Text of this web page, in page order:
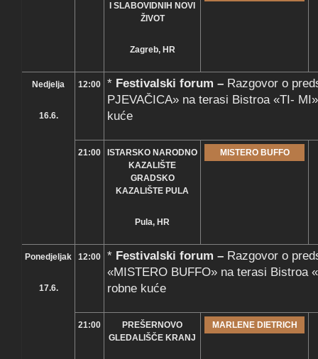
I SLABOVIDNIH NOVI
ŽIVOT
Zagreb, HR
Nedjelja
16.6.
12:00 * Festivalski forum – Razgovor o
PJEVAČICA» na terasi Bistroa «TI-
kuće
21:00
ISTARSKO NARODNO
KAZALIŠTE
GRADSKO
KAZALIŠTE PULA
Pula, HR
MISTERO BUFFO
Ponedjeljak
17.6.
12:00 * Festivalski forum – Razgovor o
«MISTERO BUFFO» na terasi Bistroa
robne kuće
21:00
PREŠERNOVO
GLEDALIŠČE KRANJ
MARLENE DIETRICH